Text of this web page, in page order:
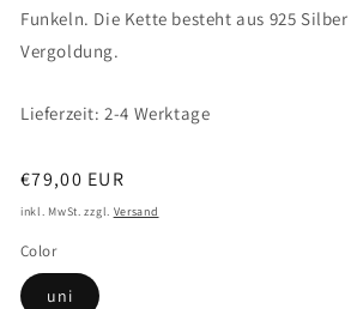
Funkeln. Die Kette besteht aus 925
Vergoldung.
Lieferzeit: 2-4 Werktage
Normaler
Preis
€79,00 EUR
inkl. MwSt. zzgl. Versand
Color
uni